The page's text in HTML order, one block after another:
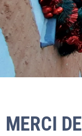
MERCI DE